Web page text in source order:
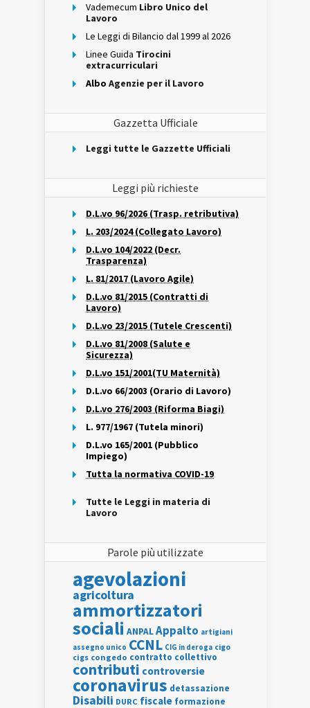
Vademecum Libro Unico del
Lavoro
Le Leggi di Bilancio dal 1999 al 2026
Linee Guida Tirocini
extracurriculari
Albo Agenzie per il Lavoro
Gazzetta Ufficiale
Leggi tutte le Gazzette Ufficiali
Leggi più richieste
D.L.vo 96/2026 (Trasp. retributiva)
L. 203/2024 (Collegato Lavoro)
D.L.vo 104/2022 (Decr.
Trasparenza)
L. 81/2017 (Lavoro Agile)
D.L.vo 81/2015 (Contratti di
Lavoro)
D.L.vo 23/2015 (Tutele Crescenti)
D.L.vo 81/2008 (Salute e
Sicurezza)
D.L.vo 151/2001(TU Maternità)
D.L.vo 66/2003 (Orario di Lavoro)
D.L.vo 276/2003 (Riforma Biagi)
L. 977/1967 (Tutela minori)
D.L.vo 165/2001 (Pubblico
Impiego)
Tutta la normativa COVID-19
Tutte le Leggi in materia di
Lavoro
Parole più utilizzate
agevolazioni
agricoltura
ammortizzatori
sociali ANPALAppalto artigiani
assegno unico CCNL CIG in deroga cigo
cigs congedo contratto collettivo
contributi controversie
coronavirus detassazione
Disabili DURC fiscale formazione